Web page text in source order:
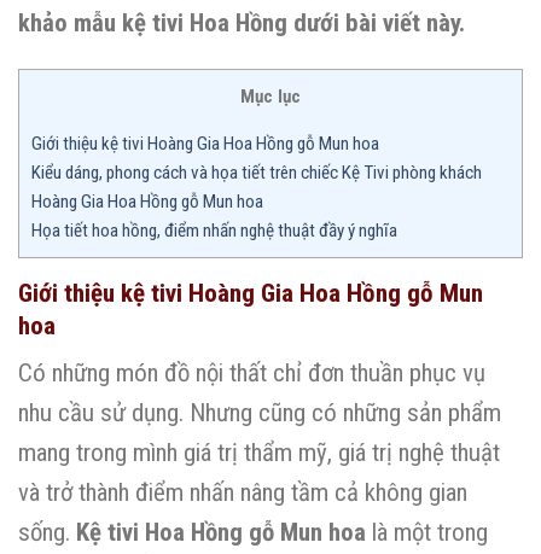
khảo mẫu kệ tivi Hoa Hồng dưới bài viết này.
Mục lục
Giới thiệu kệ tivi Hoàng Gia Hoa Hồng gỗ Mun hoa
Kiểu dáng, phong cách và họa tiết trên chiếc Kệ Tivi phòng khách
Hoàng Gia Hoa Hồng gỗ Mun hoa
Họa tiết hoa hồng, điểm nhấn nghệ thuật đầy ý nghĩa
Giới thiệu kệ tivi Hoàng Gia Hoa Hồng gỗ Mun
hoa
Có những món đồ nội thất chỉ đơn thuần phục vụ
nhu cầu sử dụng. Nhưng cũng có những sản phẩm
mang trong mình giá trị thẩm mỹ, giá trị nghệ thuật
và trở thành điểm nhấn nâng tầm cả không gian
sống. Kệ tivi Hoa Hồng gỗ Mun hoa là một trong